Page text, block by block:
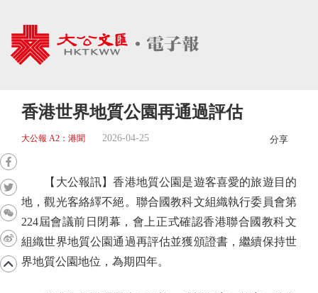
香港世界地質公園再通過評估
大公報 A2：港聞 2026-04-25 分享
【大公報訊】香港地質公園是遊客喜愛的旅遊目的
地，觀光客絡繹不絕。聯合國教科文組織執行委員會第
224屆會議前日閉幕，會上正式確認香港聯合國教科文
組織世界地質公園通過再評估並獲頒證書，繼續保持世
界地質公園地位，為期四年。